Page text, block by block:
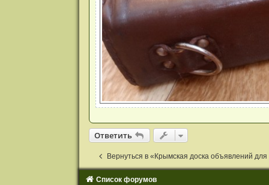
Ответить
Ответить
Вернуться в «Крымская доска объявлений для
Список форумов